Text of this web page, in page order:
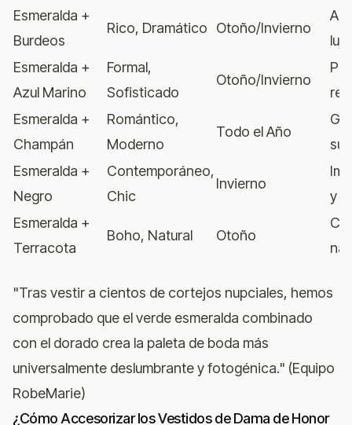
Esmeralda +
Burdeos
Rico, Dramático Otoño/Invierno
Esmeralda +
Azul Marino
Formal,
Sofisticado
Otoño/Invierno
Esmeralda +
Champán
Romántico,
Moderno
Todo el Año
Esmeralda +
Negro
Contemporáneo,
Chic
Invierno
y
Esmeralda +
Terracota
Boho, Natural Otoño
"Tras vestir a cientos de cortejos nupciales, hemos
comprobado que el verde esmeralda combinado
con el dorado crea la paleta de boda más
universalmente deslumbrante y fotogénica." (Equipo
RobeMarie)
¿Cómo Accesorizar los Vestidos de Dama de Honor